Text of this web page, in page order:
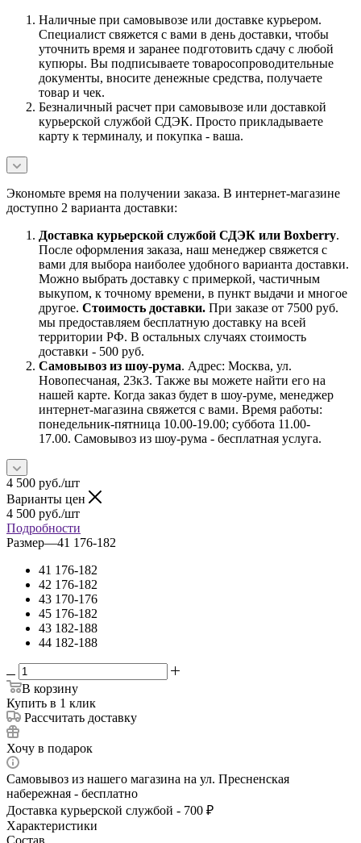
Наличные при самовывозе или доставке курьером.
Специалист свяжется с вами в день доставки, чтобы
уточнить время и заранее подготовить сдачу с любой
купюры. Вы подписываете товаросопроводительные
документы, вносите денежные средства, получаете
товар и чек.
Безналичный расчет при самовывозе или доставкой
курьерской службой СДЭК. Просто прикладываете
карту к терминалу, и покупка - ваша.
Экономьте время на получении заказа. В интернет-магазине
доступно 2 варианта доставки:
Доставка курьерской службой СДЭК или Boxberry.
После оформления заказа, наш менеджер свяжется с
вами для выбора наиболее удобного варианта доставки.
Можно выбрать доставку с примеркой, частичным
выкупом, к точному времени, в пункт выдачи и многое
другое. Стоимость доставки. При заказе от 7500 руб.
мы предоставляем бесплатную доставку на всей
территории РФ. В остальных случаях стоимость
доставки - 500 руб.
Самовывоз из шоу-рума. Адрес: Москва, ул.
Новопесчаная, 23к3. Также вы можете найти его на
нашей карте. Когда заказ будет в шоу-руме, менеджер
интернет-магазина свяжется с вами. Время работы:
понедельник-пятница 10.00-19.00; суббота 11.00-
17.00. Самовывоз из шоу-рума - бесплатная услуга.
4 500 руб./шт
Варианты цен
4 500 руб./шт
Подробности
Размер—41 176-182
41 176-182
42 176-182
43 170-176
45 176-182
43 182-188
44 182-188
В корзину
Купить в 1 клик
Рассчитать доставку
Хочу в подарок
Самовывоз из нашего магазина на ул. Пресненская
набережная - бесплатно
Доставка курьерской службой - 700 ₽
Характеристики
Состав